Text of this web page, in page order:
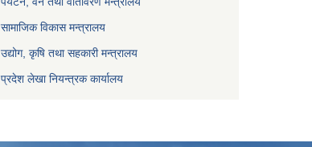
सामाजिक विकास मन्त्रालय
उद्योग, कृषि तथा सहकारी मन्त्रालय
प्रदेश लेखा नियन्त्रक कार्यालय